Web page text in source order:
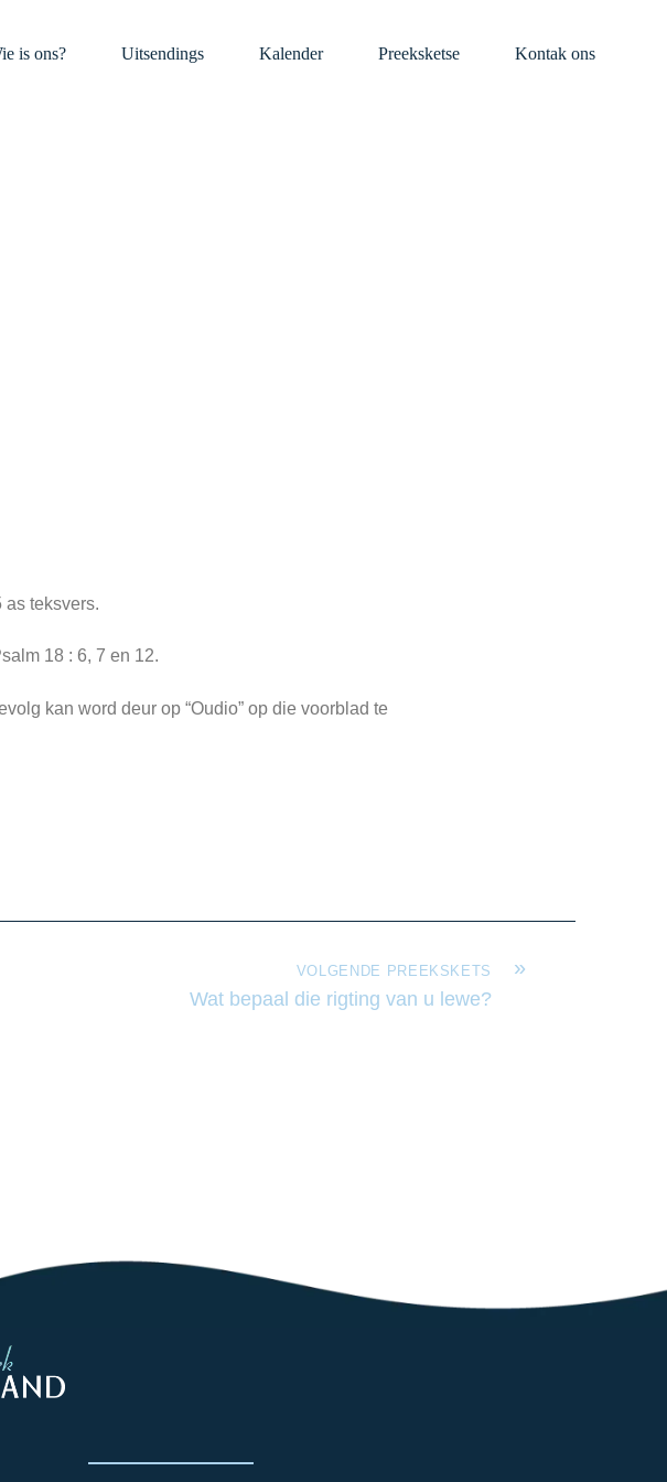
is ons? Uitsendings Kalender Preeksketse Kontak ons
teksvers.
18 : 6, 7 en 12.
kan word deur op “Oudio” op die voorblad te
»
VOLGENDE PREEKSKETS
Wat bepaal die rigting van u lewe?